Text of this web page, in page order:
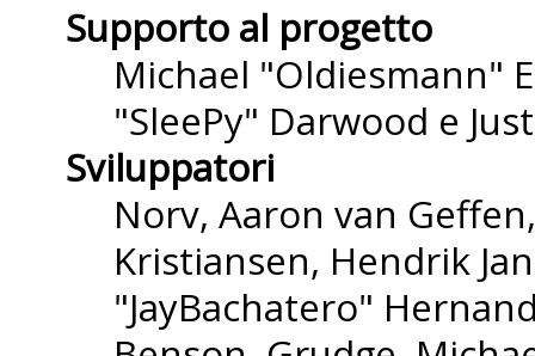
Supporto al progetto
Michael "Oldiesmann"
"SleePy" Darwood e
Sviluppatori
Norv, Aaron van
Kristiansen, Hendrik
"JayBachatero"